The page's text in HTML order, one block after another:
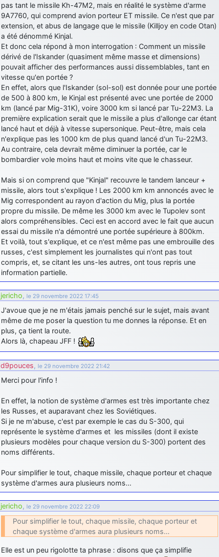
fox_50: Bonjour, certains parmis vous étaient-ils présent au
meeting de Lann Bihoué de 2026 ?
cachée dans les pins
au site!
jericho: Bonne année et tous mes meilleurs voeux à tous pour
2026 !
little boy : je vous souhaite un bon réveillon pour cette nouvelle
année!
jericho: Merci D9pouces, à mon tour de souhaiter un Joyeux Noël
et de bonnes fêtes de fin d'année.
d9pouces: Joyeux Noël à tous !
d9pouces: mais tu peux tenter l'un des rares lycées militaires
comme le Prytanée dans la Sarthe, ça ne peut pas faire de mal !
scientifique, tu as donc encore un peu de temps devant toi
yaellerigolow
: bonjour a tous je suis un élève de première
passionnée par l'aviation militaire , pourrais je savoir que faire après
le lycée pour s'orienter et pouvoir devenir officier de l'armée de l'air?
d9pouces: lesquels, par exemple ?
mahmoud: bonsoir, très instructif ce site .mais nous aimerions avoir
les photo des anciens appareils de l'armée de l'air de la haute -volta
d9pouces: Ça me casse quand même bien les pieds, j’avoue
jericho
d9pouces: En espérant n’avoir coupé les accessoires de personne
au passage !
d9pouces: j'ai trouvé un palliatif un peu violent, mais ça devrait aller
un peu mieux
: cette fois, c'est le Brésil et Singapour qui mettent le site
par terre
jericho: Ah ben je peux te confirmer que j'étais resté dans le filtre…
d9pouces : Désolé ! Mon filtrage a été un peu trop violent
manifestement
tout voir
pas tant le missile Kh-47M2, mais en réalité le système d'arme
9A7760, qui comprend avion porteur ET missile. Ce n'est que par
extension, et abus de langage que le missile (Killjoy en code Otan)
a été dénommé Kinjal.
Et donc cela répond à mon interrogation : Comment un missile
dérivé de l'Iskander (quasiment même masse et dimensions)
pouvait afficher des performances aussi dissemblables, tant en
vitesse qu'en portée ?
En effet, alors que l'Iskander (sol-sol) est donnée pour une portée
de 500 à 800 km, le Kinjal est présenté avec une portée de 2000
km (lancé par Mig-31K), voire 3000 km si lancé par Tu-22M3. La
première explication serait que le missile a plus d'allonge car étant
lancé haut et déjà à vitesse supersonique. Peut-être, mais cela
n'explique pas les 1000 km de plus quand lancé d'un Tu-22M3.
Au contraire, cela devrait même diminuer la portée, car le
bombardier vole moins haut et moins vite que le chasseur.
Mais si on comprend que "Kinjal" recouvre le tandem lanceur +
missile, alors tout s'explique ! Les 2000 km km annoncés avec le
Mig correspondent au rayon d'action du Mig, plus la portée
propre du missile. De même les 3000 km avec le Tupolev sont
alors compréhensibles. Ceci est en accord avec le fait que aucun
essai du missile n'a démontré une portée supérieure à 800km.
Et voilà, tout s'explique, et ce n'est même pas une embrouille des
russes, c'est simplement les journalistes qui n'ont pas tout
compris, et, se citant les uns-les autres, ont tous repris une
information partielle.
jericho, le 29 novembre 2022 17:45
J'avoue que je ne m'étais jamais penché sur le sujet, mais avant
même de me poser la question tu me donnes la réponse. Et en
plus, ça tient la route.
Alors là, chapeau JFF !
d9pouces, le 29 novembre 2022 21:42
Merci pour l'info !
En effet, la notion de système d'armes est très importante chez
les Russes, et auparavant chez les Soviétiques.
Si je ne m'abuse, c'est par exemple le cas du S-300, qui
représente le système d'armes et les missiles (dont il existe
plusieurs modèles pour chaque version du S-300) portent des
noms différents.
Pour simplifier le tout, chaque missile, chaque porteur et chaque
système d'armes aura plusieurs noms…
jericho, le 29 novembre 2022 22:09
Pour simplifier le tout, chaque missile, chaque porteur et
chaque système d'armes aura plusieurs noms…
Elle est un peu rigolotte ta phrase : disons que ça simplifie